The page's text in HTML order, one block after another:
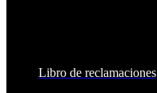
Libro de reclamaciones